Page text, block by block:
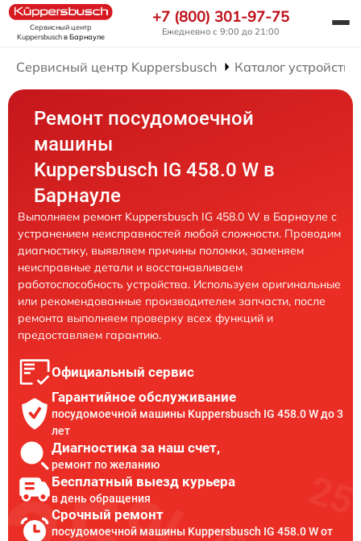
Сервисный центр
Kuppersbuschв Барнауле
+7 (800) 301-97-75
Ежедневно с 9:00 до 21:00
Сервисный центр Kuppersbusch Каталог устройств
Ремонт посудомоечной
машины
Kuppersbusch IG 458.0 W в
Барнауле
Выполняем ремонт Kuppersbusch IG 458.0 W в Барнауле с
устранением неисправностей любой сложности. Проводим
диагностику, выявляем причины поломки, заменяем
неисправные детали и восстанавливаем
работоспособность устройства. Используем оригинальные
или рекомендованные производителем запчасти, после
ремонта выполняем проверку всех функций и
предоставляем гарантию.
Официальный сервис
Гарантийное обслуживание
посудомоечной машины Kuppersbusch IG 458.0 W до 3
лет
Диагностика за наш счет,
ремонт по желанию
Бесплатный выезд курьера
в день обращения
Срочный ремонт
посудомоечной машины Kuppersbusch IG 458.0 W от